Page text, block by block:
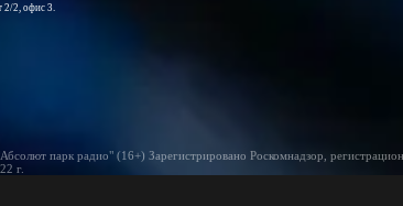
2/2, офис 3.
парк радио" (16+) Зарегистрировано Роскомнадзор,
г.